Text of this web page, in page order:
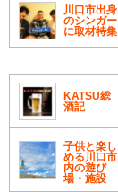
川口市出身
のシンガー
に取材特集
KATSU総
酒記
子供と楽し
める川口市
内の遊び
場・施設